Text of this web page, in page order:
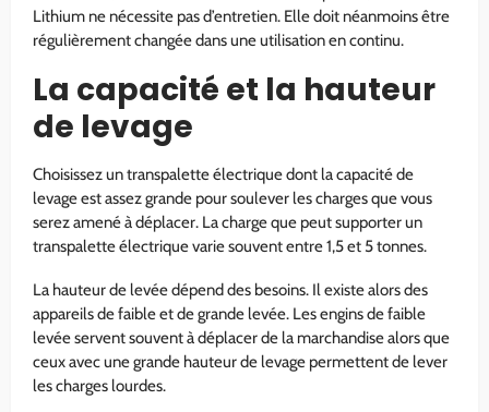
Lithium ne nécessite pas d’entretien. Elle doit néanmoins être
régulièrement changée dans une utilisation en continu.
La capacité et la hauteur
de levage
Choisissez un transpalette électrique dont la capacité de
levage est assez grande pour soulever les charges que vous
serez amené à déplacer. La charge que peut supporter un
transpalette électrique varie souvent entre 1,5 et 5 tonnes.
La hauteur de levée dépend des besoins. Il existe alors des
appareils de faible et de grande levée. Les engins de faible
levée servent souvent à déplacer de la marchandise alors que
ceux avec une grande hauteur de levage permettent de lever
les charges lourdes.